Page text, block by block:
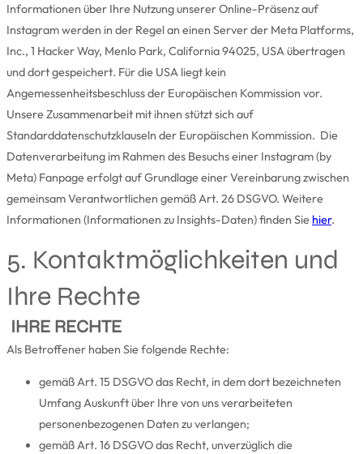
Informationen über Ihre Nutzung unserer Online-Präsenz auf
Instagram werden in der Regel an einen Server der Meta Platforms,
Inc., 1 Hacker Way, Menlo Park, California 94025, USA übertragen
und dort gespeichert. Für die USA liegt kein
Angemessenheitsbeschluss der Europäischen Kommission vor.
Unsere Zusammenarbeit mit ihnen stützt sich auf
Standarddatenschutzklauseln der Europäischen Kommission. Die
Datenverarbeitung im Rahmen des Besuchs einer Instagram (by
Meta) Fanpage erfolgt auf Grundlage einer Vereinbarung zwischen
gemeinsam Verantwortlichen gemäß Art. 26 DSGVO. Weitere
Informationen (Informationen zu Insights-Daten) finden Sie hier.
5. Kontaktmöglichkeiten und
Ihre Rechte
IHRE RECHTE
Als Betroffener haben Sie folgende Rechte:
gemäß Art. 15 DSGVO das Recht, in dem dort bezeichneten
Umfang Auskunft über Ihre von uns verarbeiteten
personenbezogenen Daten zu verlangen;
gemäß Art. 16 DSGVO das Recht, unverzüglich die